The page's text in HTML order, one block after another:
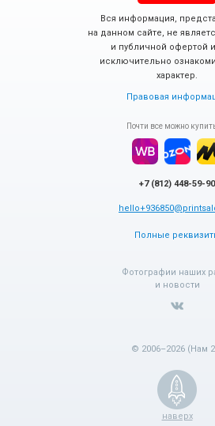
Вся информация,
на данном сайте, не
и публичной офертой
исключительно
характер.
Правовая
Почти все можно
+7 (812) 448-59-90
Полные
Фотографии наших
и новости
© 2006–2026 (Нам
наверх